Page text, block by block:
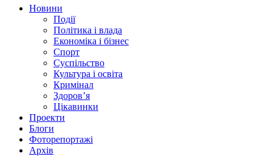
Новини
Події
Політика і влада
Економіка і бізнес
Спорт
Суспільство
Культура і освіта
Кримінал
Здоров’я
Цікавинки
Проекти
Блоги
Фоторепортажі
Архів